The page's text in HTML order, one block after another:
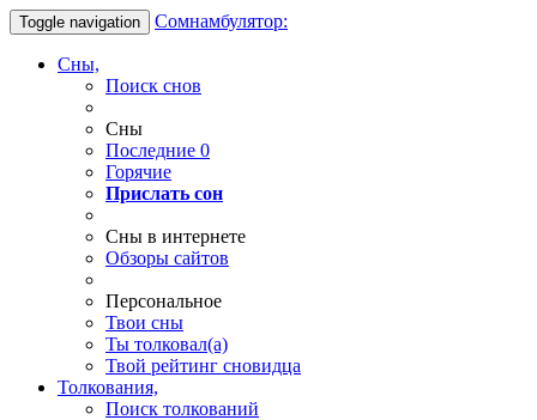
Toggle navigation Сомнамбулятор:
Сны,
Поиск снов
Сны
Последние 0
Горячие
Прислать сон
Сны в интернете
Обзоры сайтов
Персональное
Твои сны
Ты толковал(а)
Твой рейтинг сновидца
Толкования,
Поиск толкований